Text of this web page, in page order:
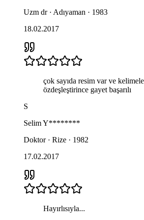
Uzm dr · Adıyaman · 1983
18.02.2017
çok sayıda resim var ve
özdeşleştirince gayet başarılı
S
SelimY********
Doktor · Rize · 1982
17.02.2017
Hayırlısıyla...